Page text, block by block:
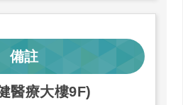
備註
醫療大樓9F)